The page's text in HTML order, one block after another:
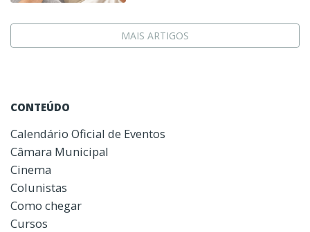
MAIS ARTIGOS
CONTEÚDO
Calendário Oficial de Eventos
Câmara Municipal
Cinema
Colunistas
Como chegar
Cursos